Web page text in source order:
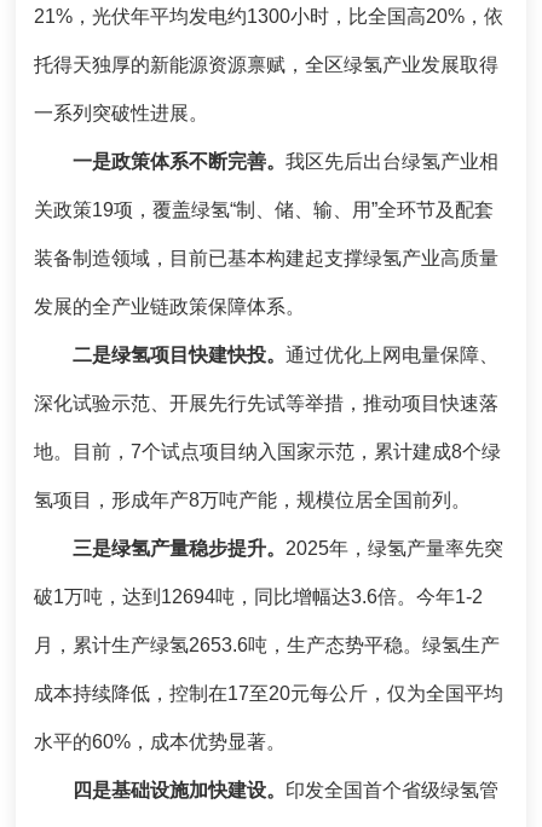
21%，光伏年平均发电约1300小时，比全国高20%，依
托得天独厚的新能源资源禀赋，全区绿氢产业发展取得
一系列突破性进展。
一是政策体系不断完善。我区先后出台绿氢产业相
关政策19项，覆盖绿氢“制、储、输、用”全环节及配套
装备制造领域，目前已基本构建起支撑绿氢产业高质量
发展的全产业链政策保障体系。
二是绿氢项目快建快投。通过优化上网电量保障、
深化试验示范、开展先行先试等举措，推动项目快速落
地。目前，7个试点项目纳入国家示范，累计建成8个绿
氢项目，形成年产8万吨产能，规模位居全国前列。
三是绿氢产量稳步提升。 2025年，绿氢产量率先突
破1万吨，达到12694吨，同比增幅达3.6倍。今年1-2
月，累计生产绿氢2653.6吨，生产态势平稳。绿氢生产
成本持续降低，控制在17至20元每公斤，仅为全国平均
水平的60%，成本优势显著。
四是基础设施加快建设。 印发全国首个省级绿氢管